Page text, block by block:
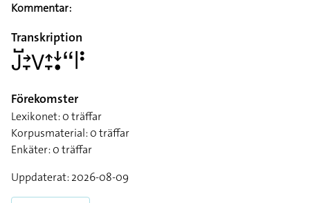
Kommentar:
Transkription
􌤢􌤹􌥔􌥙􌤭􌤴􌥙􌦄􌥡􌦨􌥼􌥻
Förekomster
Lexikonet: 0 träffar
Korpusmaterial: 0 träffar
Enkäter: 0 träffar
Uppdaterat: 2026-08-09